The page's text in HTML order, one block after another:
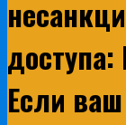
Если